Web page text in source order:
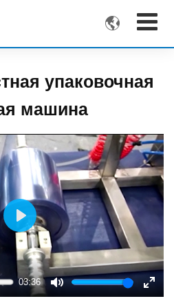

упаковочная
машина
03:36
Mute
Enter
Play